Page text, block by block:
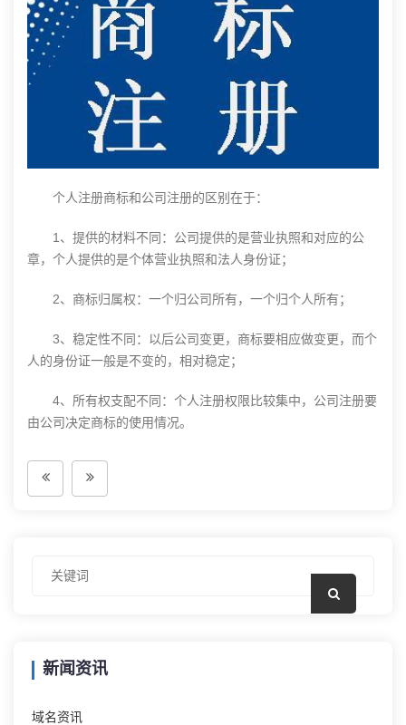
个人注册商标和公司注册的区别在于：
1、提供的材料不同：公司提供的是营业执照和对应的公
章，个人提供的是个体营业执照和法人身份证；
2、商标归属权：一个归公司所有，一个归个人所有；
3、稳定性不同：以后公司变更，商标要相应做变更，而个
人的身份证一般是不变的，相对稳定；
4、所有权支配不同：个人注册权限比较集中，公司注册要
由公司决定商标的使用情况。
新闻资讯
域名资讯